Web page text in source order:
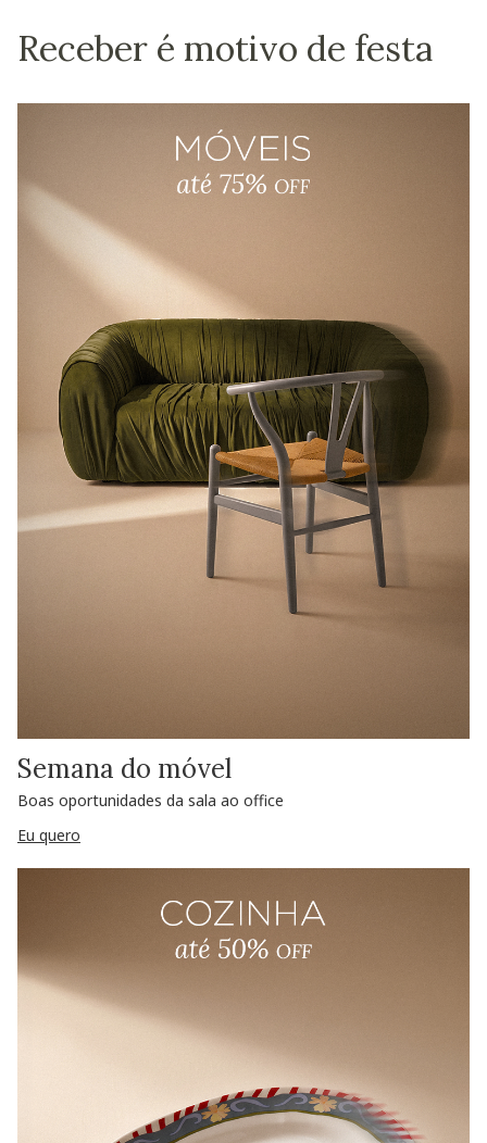
Receber é motivo de festa
Semana do móvel
Boas oportunidades da sala ao office
Eu quero